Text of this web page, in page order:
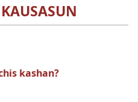
kashan?